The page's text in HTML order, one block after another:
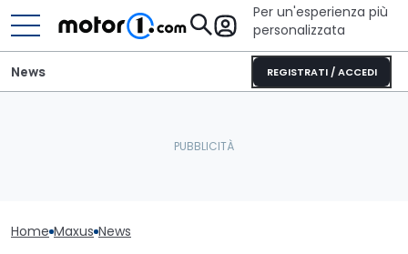
Per un'esperienza più
personalizzata
REGISTRATI / ACCEDI
News
Home Maxus News